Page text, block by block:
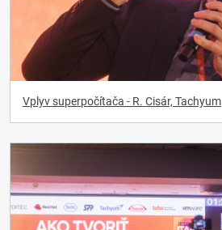
Vplyv superpočítača - R. Cisár, Tachyum